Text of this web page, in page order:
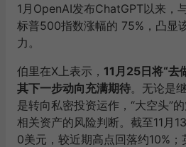
1月OpenAI发布ChatGPT以来，
标普500指数涨幅的 75%，凸显
力。
伯里在X上表示， 11月25日将“去
其下一步动向充满期待。无论是
是转向私密投资运作，“大空头”
相关资产的风险判断。截至11月
0美元，较近期高点回落约10%；